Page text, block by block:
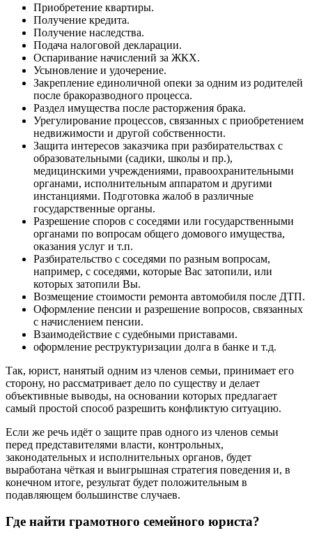
Приобретение квартиры.
Получение кредита.
Получение наследства.
Подача налоговой декларации.
Оспаривание начислений за ЖКХ.
Усыновление и удочерение.
Закрепление единоличной опеки за одним из родителей
после бракоразводного процесса.
Раздел имущества после расторжения брака.
Урегулирование процессов, связанных с приобретением
недвижимости и другой собственности.
Защита интересов заказчика при разбирательствах с
образовательными (садики, школы и пр.),
медицинскими учреждениями, правоохранительными
органами, исполнительным аппаратом и другими
инстанциями. Подготовка жалоб в различные
государственные органы.
Разрешение споров с соседями или государственными
органами по вопросам общего домового имущества,
оказания услуг и т.п.
Разбирательство с соседями по разным вопросам,
например, с соседями, которые Вас затопили, или
которых затопили Вы.
Возмещение стоимости ремонта автомобиля после ДТП.
Оформление пенсии и разрешение вопросов, связанных
с начислением пенсии.
Взаимодействие с судебными приставами.
оформление реструктуризации долга в банке и т.д.
Так, юрист, нанятый одним из членов семьи, принимает его
сторону, но рассматривает дело по существу и делает
объективные выводы, на основании которых предлагает
самый простой способ разрешить конфликтую ситуацию.
Если же речь идёт о защите прав одного из членов семьи
перед представителями власти, контрольных,
законодательных и исполнительных органов, будет
выработана чёткая и выигрышная стратегия поведения и, в
конечном итоге, результат будет положительным в
подавляющем большинстве случаев.
Где найти грамотного семейного юриста?